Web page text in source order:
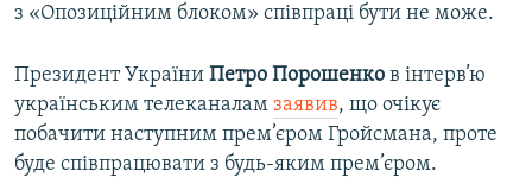
з «Опозиційним блоком» співпраці бути не може.
Президент України Петро Порошенко в інтерв’ю
українським телеканалам заявив, що очікує
побачити наступним прем’єром Гройсмана, проте
буде співпрацювати з будь-яким прем’єром.